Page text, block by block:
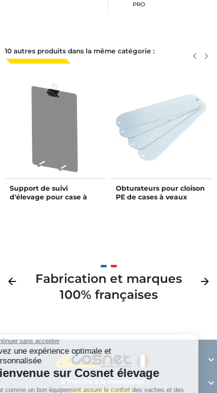
Continuer sans accepter
Vivez une expérience optimale et
personnalisée
Bienvenue sur Cosnet élevage
Tout comme un bon équipement assure le confort des vaches et des
PRO
10 autres produits dans la même catégorie : keyboard_arrow_left keyboard_arrow_right
Support de suivi
d'élevage pour case à
Obturateurs pour cloison
PE de cases à veaux
Précédent
arrow_back
Fabrication et marques
100% françaises
arrow_forward

